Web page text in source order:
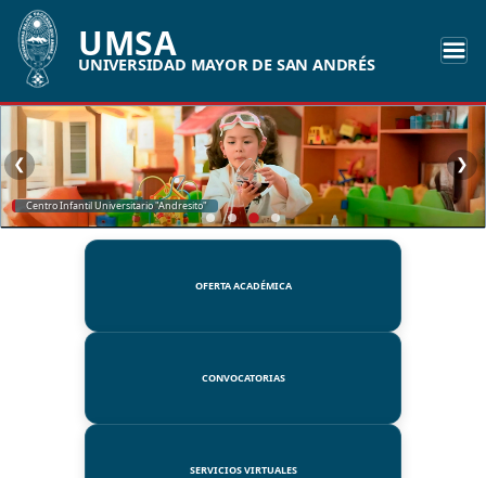
UMSA
UNIVERSIDAD MAYOR DE SAN ANDRÉS
SSUE
❮ ❯
OFERTA ACADÉMICA
CONVOCATORIAS
SERVICIOS VIRTUALES